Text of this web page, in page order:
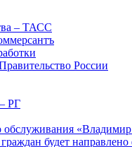
– ТАСС
России
РГ
обслуживания
будет